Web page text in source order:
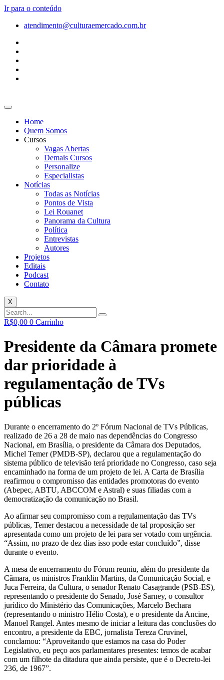
Ir para o conteúdo
atendimento@culturaemercado.com.br
Home
Quem Somos
Cursos
Vagas Abertas
Demais Cursos
Personalize
Especialistas
Notícias
Todas as Notícias
Pontos de Vista
Lei Rouanet
Panorama da Cultura
Política
Entrevistas
Autores
Projetos
Editais
Podcast
Contato
X
R$0,00 0 Carrinho
Presidente da Câmara promete
dar prioridade à
regulamentação de TVs
públicas
Durante o encerramento do 2º Fórum Nacional de TVs Públicas,
realizado de 26 a 28 de maio nas dependências do Congresso
Nacional, em Brasília, o presidente da Câmara dos Deputados,
Michel Temer (PMDB-SP), declarou que a regulamentação do
sistema público de televisão terá prioridade no Congresso, caso seja
encaminhado na forma de um projeto de lei. A Carta de Brasília
reafirmou o compromisso das entidades promotoras do evento
(Abepec, ABTU, ABCCOM e Astral) e suas filiadas com a
democratização da comunicação no Brasil.
Ao afirmar seu compromisso com a regulamentação das TVs
públicas, Temer destacou a necessidade de tal proposição ser
apresentada como um projeto de lei para ser votado com urgência.
“Assim, no prazo de dez dias isso pode estar concluído”, disse
durante o evento.
A mesa de encerramento do Fórum reuniu, além do presidente da
Câmara, os ministros Franklin Martins, da Comunicação Social, e
Juca Ferreira, da Cultura, o senador Renato Casagrande (PSB-ES),
representando o presidente do Senado, José Sarney, o consultor
jurídico do Ministério das Comunicações, Marcelo Bechara
(representando o ministro Hélio Costa), e o presidente da Ancine,
Manoel Rangel. Antes mesmo de iniciar a leitura das conclusões do
encontro, a presidente da EBC, jornalista Tereza Cruvinel,
conclamou: “Aproveitando que estamos na casa do Poder
Legislativo, eu peço aos parlamentares presentes: temos de acabar
com um filhote da ditadura que ainda persiste, que é o Decreto-lei
236, de 1967”.